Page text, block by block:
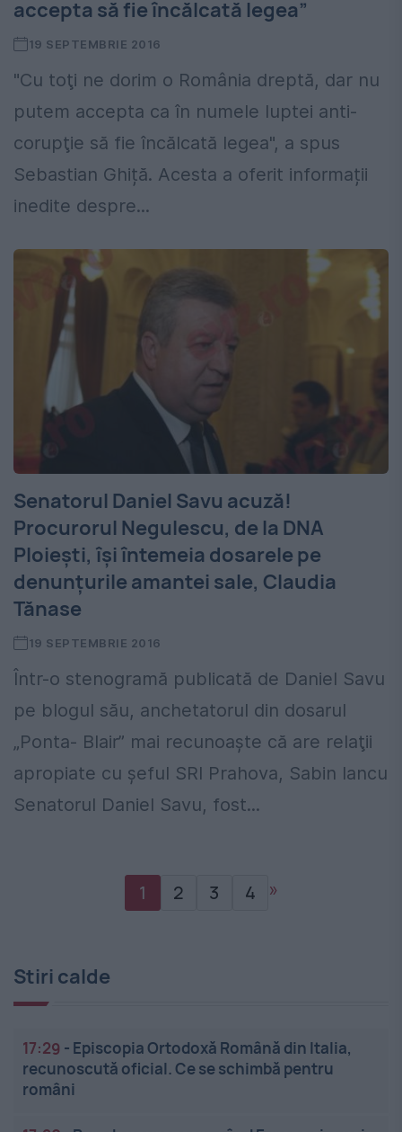
accepta să fie încălcată legea”
19 SEPTEMBRIE 2016
"Cu toţi ne dorim o România dreptă, dar nu
putem accepta ca în numele luptei anti-
corupţie să fie încălcată legea", a spus
Sebastian Ghiță. Acesta a oferit informații
inedite despre...
Senatorul Daniel Savu acuză!
Procurorul Negulescu, de la DNA
Ploieşti, își întemeia dosarele pe
denunțurile amantei sale, Claudia
Tănase
19 SEPTEMBRIE 2016
Într-o stenogramă publicată de Daniel Savu
pe blogul său, anchetatorul din dosarul
„Ponta- Blair” mai recunoaşte că are relaţii
apropiate cu şeful SRI Prahova, Sabin Iancu
Senatorul Daniel Savu, fost...
1 2 3 4 »
Stiri calde
17:29 - Episcopia Ortodoxă Română din Italia,
recunoscută oficial. Ce se schimbă pentru
români